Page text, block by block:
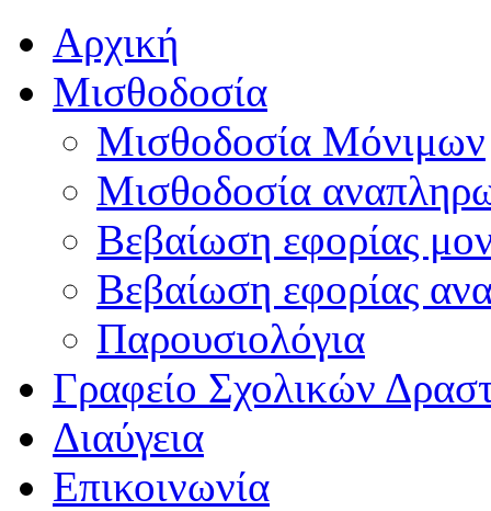
Αρχική
Μισθοδοσία
Μισθοδοσία Μόνιμων
Μισθοδοσία
Βεβαίωση εφορίας
Βεβαίωση εφορίας
Παρουσιολόγια
Γραφείο Σχολικών
Διαύγεια
Επικοινωνία